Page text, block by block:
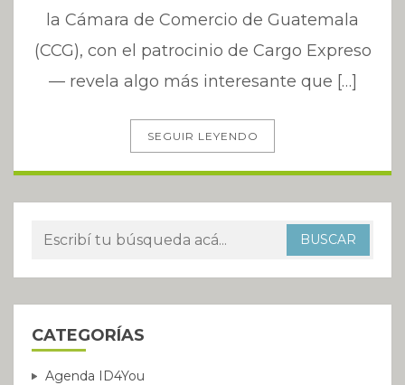
la Cámara de Comercio de Guatemala
(CCG), con el patrocinio de Cargo Expreso
— revela algo más interesante que […]
SEGUIR LEYENDO
CATEGORÍAS
Agenda ID4You